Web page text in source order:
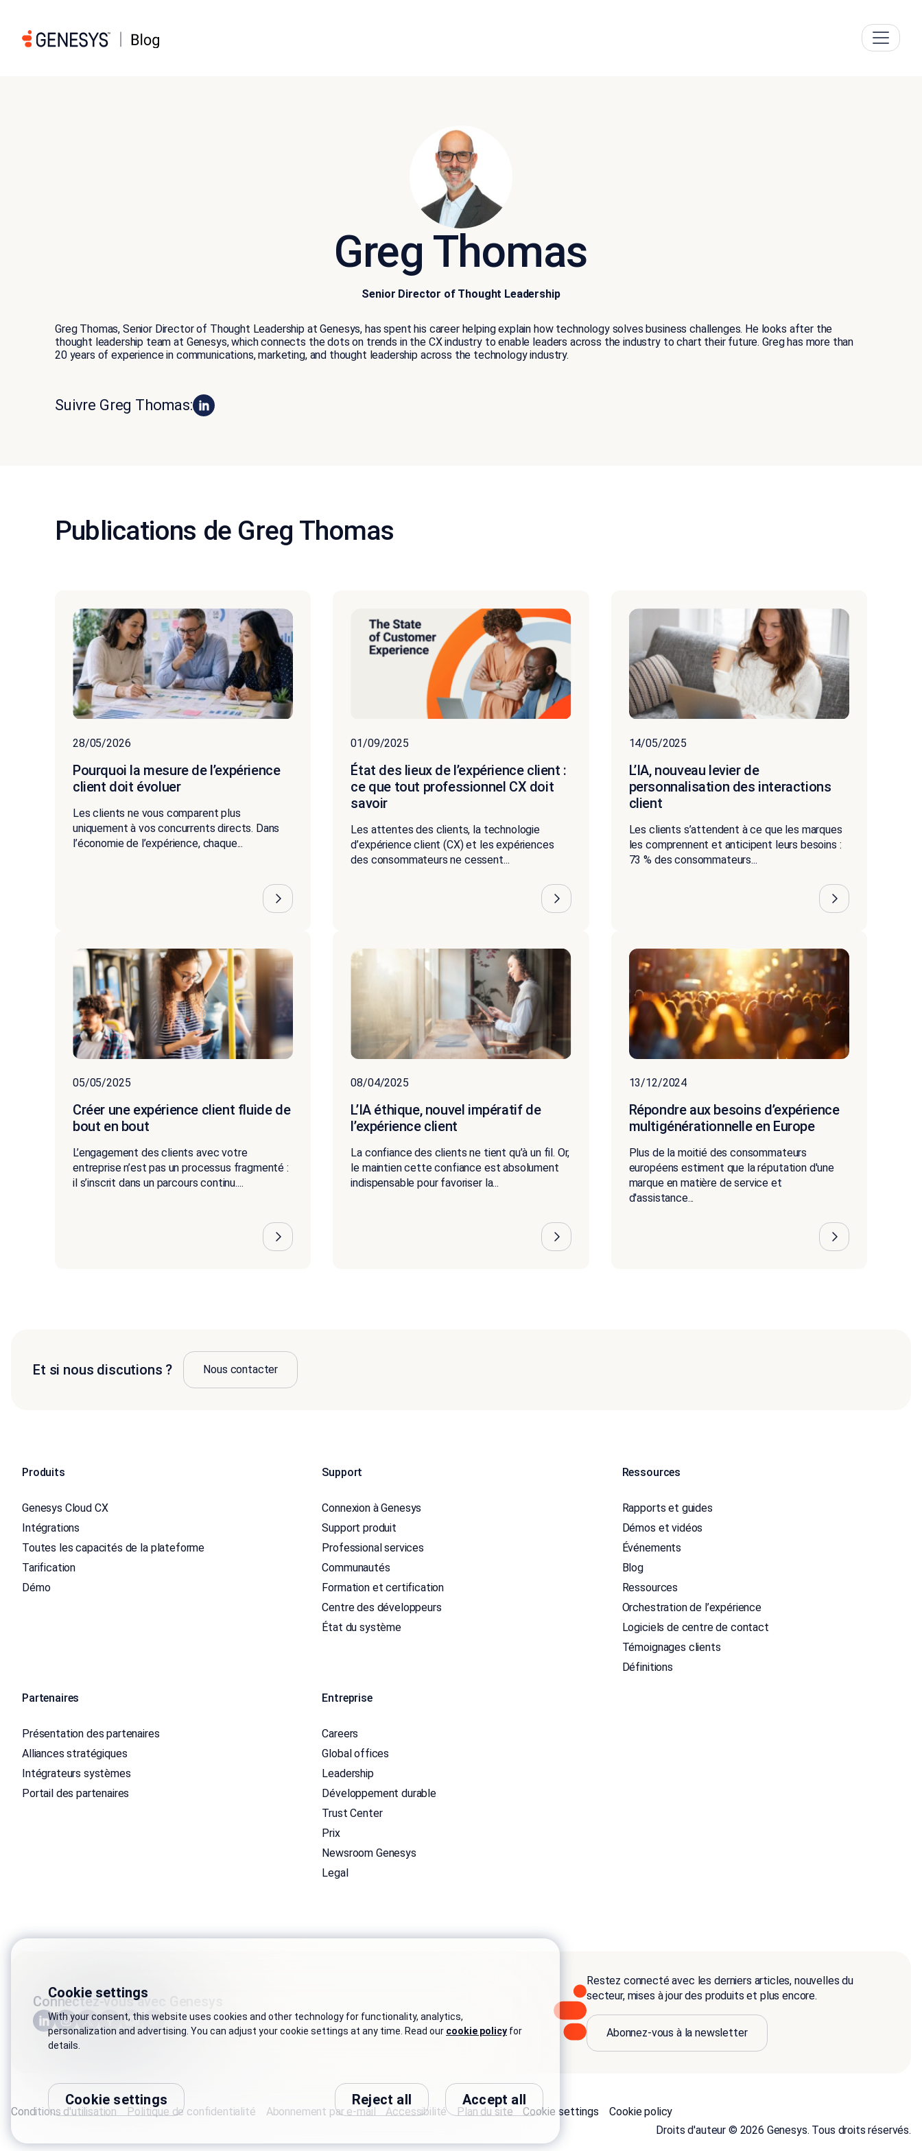
Greg Thomas
Senior Director of Thought Leadership
Greg Thomas, Senior Director of Thought Leadership at Genesys, has spent his career helping explain how technology solves business challenges. He looks after the
thought leadership team at Genesys, which connects the dots on trends in the CX industry to enable leaders across the industry to chart their future. Greg has more than
20 years of experience in communications, marketing, and thought leadership across the technology industry.
Suivre Greg Thomas:
Publications de Greg Thomas
28/05/2026
Pourquoi la mesure de l’expérience
client doit évoluer
Les clients ne vous comparent plus
uniquement à vos concurrents directs. Dans
l’économie de l’expérience, chaque...
01/09/2025
État des lieux de l’expérience client :
ce que tout professionnel CX doit
savoir
Les attentes des clients, la technologie
d’expérience client (CX) et les expériences
des consommateurs ne cessent...
14/05/2025
L’IA, nouveau levier de
personnalisation des interactions
client
Les clients s’attendent à ce que les marques
les comprennent et anticipent leurs besoins :
73 % des consommateurs...
05/05/2025
Créer une expérience client fluide de
bout en bout
L’engagement des clients avec votre
entreprise n’est pas un processus fragmenté :
il s’inscrit dans un parcours continu....
08/04/2025
L’IA éthique, nouvel impératif de
l’expérience client
La confiance des clients ne tient qu’à un fil. Or,
le maintien cette confiance est absolument
indispensable pour favoriser la...
13/12/2024
Répondre aux besoins d’expérience
multigénérationnelle en Europe
Plus de la moitié des consommateurs
européens estiment que la réputation d'une
marque en matière de service et
d'assistance...
Et si nous discutions ? Nous contacter
Produits
Genesys Cloud CX
Intégrations
Toutes les capacités de la plateforme
Tarification
Démo
Support
Connexion à Genesys
Support produit
Professional services
Communautés
Formation et certification
Centre des développeurs
État du système
Ressources
Rapports et guides
Démos et vidéos
Événements
Blog
Ressources
Orchestration de l’expérience
Logiciels de centre de contact
Témoignages clients
Définitions
Partenaires
Présentation des partenaires
Alliances stratégiques
Intégrateurs systèmes
Portail des partenaires
Entreprise
Careers
Global offices
Leadership
Développement durable
Trust Center
Prix
Newsroom Genesys
Legal
Connectez-vous avec Genesys
Restez connecté avec les derniers articles, nouvelles du
secteur, mises à jour des produits et plus encore.
Abonnez-vous à la newsletter
Conditions d'utilisation Politique de confidentialité Abonnement par e-mail Accessibilité Plan du site Cookie settings
Cookie policy
Droits d'auteur © 2026 Genesys. Tous droits réservés.
Cookie settings
With your consent, this website uses cookies and other technology for functionality, analytics,
personalization and advertising. You can adjust your cookie settings at any time. Read our cookie policy for
details.
Cookie settings Reject all Accept all